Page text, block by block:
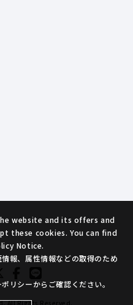
All Rights Reserved.
website and its offers and
these cookies. You can find
Notice.
報、属性情報などの取得のため
リシーからご確認ください。